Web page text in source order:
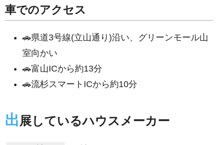
車でのアクセス
🚗県道3号線(立山通り)沿い、グリーンモール山
室向かい
🚗富山ICから約13分
🚗流杉スマートICから約10分
出展しているハウスメーカー